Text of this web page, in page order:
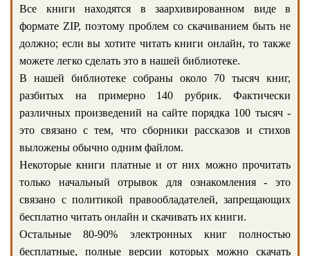
Все книги находятся в заархивированном виде в
формате ZIP, поэтому проблем со скачиванием быть не
должно; если вы хотите читать книги онлайн, то также
можете легко сделать это в нашей библиотеке.
В нашей библиотеке собраны около 70 тысяч книг,
разбитых на примерно 140 рубрик. Фактически
различных произведений на сайте порядка 100 тысяч -
это связано с тем, что сборники рассказов и стихов
выложены обычно одним файлом.
Некоторые книги платные и от них можно прочитать
только начальный отрывок для ознакомления - это
связано с политикой правообладателей, запрещающих
бесплатно читать онлайн и скачивать их книги.
Остальные 80-90% электронных книг полностью
бесплатные, полные версии которых можно скачать